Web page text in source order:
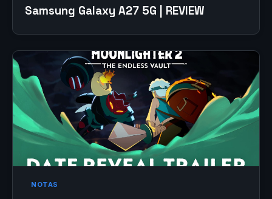
Samsung Galaxy A27 5G | REVIEW
NOTAS